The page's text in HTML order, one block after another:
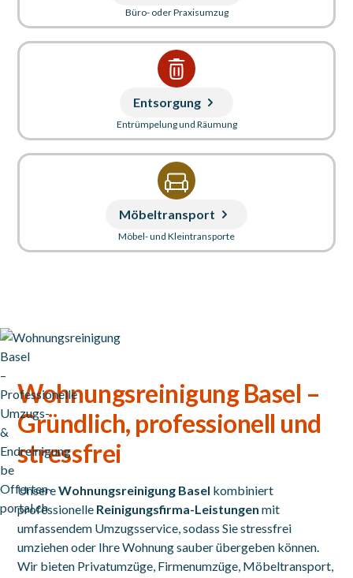
Büro- oder Praxisumzug
Entsorgung
Entrümpelung und Räumung
Möbeltransport
Möbel- und Kleintransporte
Wohnungsreinigung Basel –
Gründlich, professionell und
stressfrei
UnsereWohnungsreinigung Basel kombiniert
professionelle Reinigungsfirma-Leistungen mit
umfassendem Umzugsservice, sodass Sie stressfrei
umziehen oder Ihre Wohnung sauber übergeben können.
Wir bieten Privatumzüge, Firmenumzüge, Möbeltransport,